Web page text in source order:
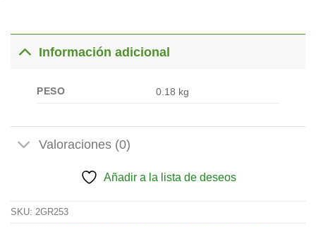
Información adicional
PESO 0.18 kg
Valoraciones (0)
Añadir a la lista de deseos
SKU: 2GR253